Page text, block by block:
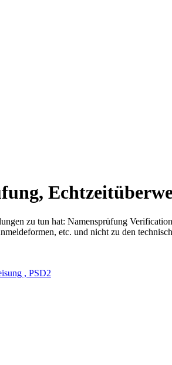
zu tun hat: Namensprüfung
etc. und nicht zu den
, PSD2